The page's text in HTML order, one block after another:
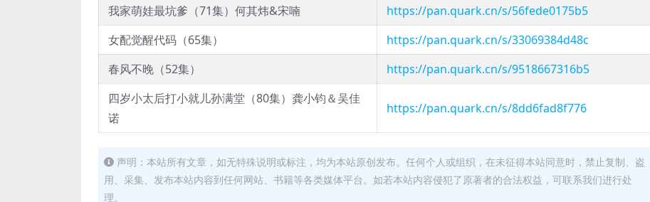
我家萌娃最坑爹（71集）何其炜&宋喃
https://pan.quark.cn/s/56fede0175b5
女配觉醒代码（65集）
https://pan.quark.cn/s/33069384d48c
春风不晚（52集）
https://pan.quark.cn/s/9518667316b5
四岁小太后打小就儿孙满堂（80集）龚小钧＆吴佳
诺
https://pan.quark.cn/s/8dd6fad8f776
声明：本站所有文章，如无特殊说明或标注，均为本站原创发布。任何个人或组织，在未征得本站同意时，禁止复制、盗
用、采集、发布本站内容到任何网站、书籍等各类媒体平台。如若本站内容侵犯了原著者的合法权益，可联系我们进行处
理。